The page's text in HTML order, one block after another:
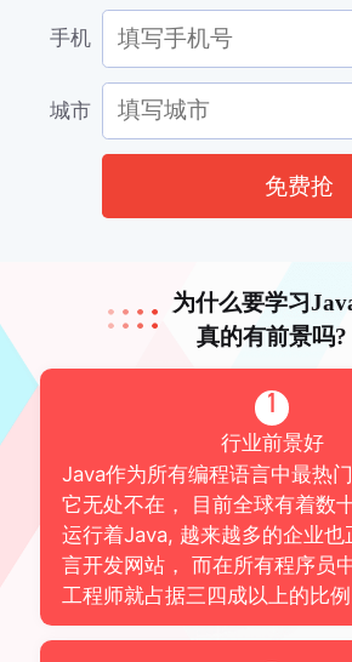
手机
城市
免费抢
为什么要学习
真的有前景吗?
1
行业前景好
Java作为所有编程语言中最热
它无处不在， 目前全球有着数
运行着Java, 越来越多的企业也
言开发网站， 而在所有程序员
工程师就占据三四成以上的比例